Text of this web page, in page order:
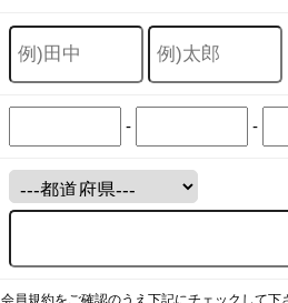
- -
会員規約をご確認のうえ下記にチェックして下